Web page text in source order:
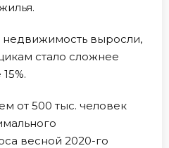
недвижимость выросли,
стало сложнее
от 500 тыс. человек
весной 2020-го